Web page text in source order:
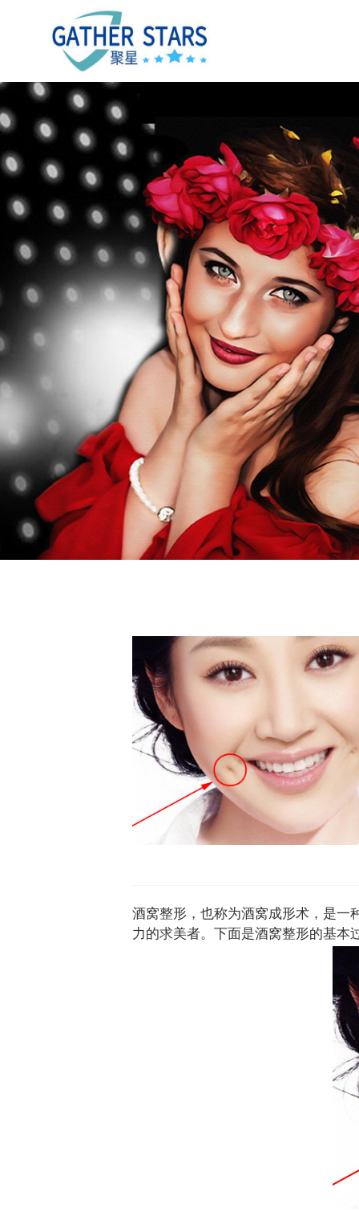
酒窝整形，也称为酒窝成形术，是一
力的求美者。下面是酒窝整形的基本